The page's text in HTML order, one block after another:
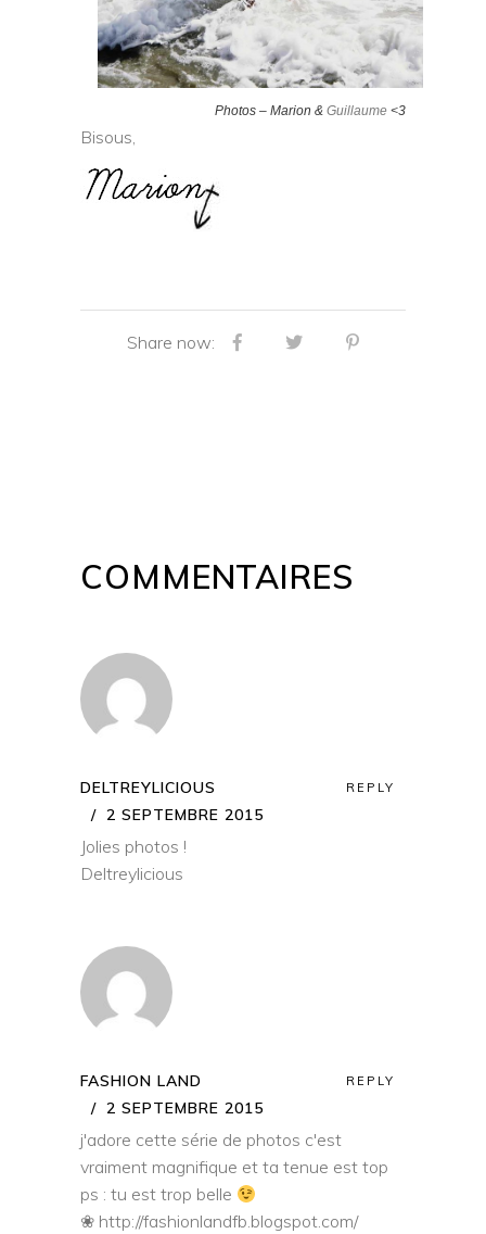
Photos – Marion & Guillaume <3
Bisous,
Share now:
COMMENTAIRES
DELTREYLICIOUS
2 SEPTEMBRE 2015
REPLY
Jolies photos !
Deltreylicious
FASHION LAND
2 SEPTEMBRE 2015
REPLY
j'adore cette série de photos c'est
vraiment magnifique et ta tenue est top
ps : tu est trop belle
❀ http://fashionlandfb.blogspot.com/